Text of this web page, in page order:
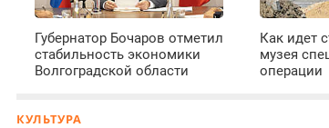
Губернатор Бочаров отметил
стабильность экономики
Волгоградской области
Как идет
музея
операции
КУЛЬТУРА